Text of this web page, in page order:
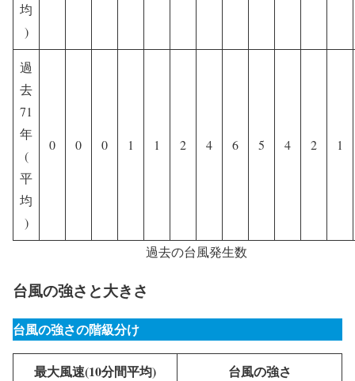
均
)
過
去
71
年
(
平
均
)
0 0 0 1 1 2 4 6 5 4 2 1
過去の台風発生数
台風の強さと大きさ
台風の強さの階級分け
最大風速(10分間平均) 台風の強さ